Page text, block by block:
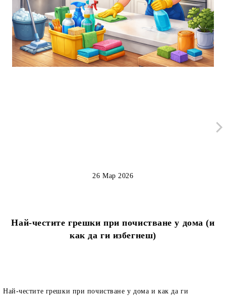
Най-честите грешки при почистване у дома (и
как да ги избегнеш)
26 Мар 2026
Най-честите грешки при почистване у дома и как да ги